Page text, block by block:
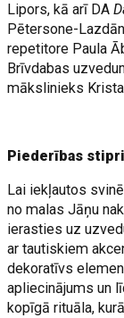
Lipors, kā arī DA
Pētersone-
repetitore Paula
Brīvdabas
mākslinieks
Piederības
Lai iekļautos
no malas Jāņu
ierasties uz
ar tautiskiem
dekoratīvs
apliecinājums un
kopīgā rituāla,